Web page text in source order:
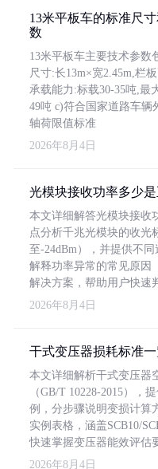
13米平板车的标准尺
数
13米平板车主要技术参数
尺寸:长13m×宽2.45m,栏
承载能力:标载30-35吨,最
49吨 c)符合国家道路车辆
轴荷限值标准
2026年8月4日
光模块接收功率多少是
本文详细解答光模块接收
点分析千兆光模块的收光
至-24dBm），并提供不
解释功率异常的常见原因
解决方案，帮助用户快速
2026年8月4日
干式变压器损耗标准
本文详细解析干式变压器
（GB/T 10228-2015），
例，分步骤说明变损计算
实例表格，涵盖SCB10/
快速掌握变压器能效评估
2026年8月4日